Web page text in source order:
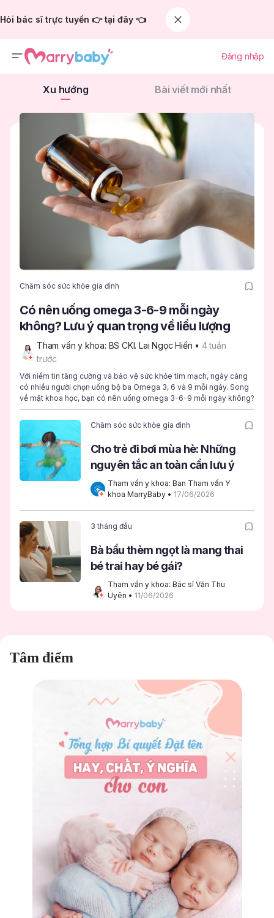
Hỏi bác sĩ trực tuyến 👉 tại đây 👈
Đăng nhập
Xu hướng Bài viết mới nhất
Chăm sóc sức khỏe gia đình
Có nên uống omega 3-6-9 mỗi ngày
không? Lưu ý quan trọng về liều lượng
Tham vấn y khoa: BS CKI. Lai Ngọc Hiền • 4 tuần
trước
Với niềm tin tăng cường và bảo vệ sức khỏe tim mạch, ngày càng
có nhiều người chọn uống bộ ba Omega 3, 6 và 9 mỗi ngày. Song
về mặt khoa học, bạn có nên uống omega 3-6-9 mỗi ngày không?
Chăm sóc sức khỏe gia đình
Cho trẻ đi bơi mùa hè: Những
nguyên tắc an toàn cần lưu ý
Tham vấn y khoa: Ban Tham vấn Y
khoa MarryBaby • 17/06/2026
3 tháng đầu
Bà bầu thèm ngọt là mang thai
bé trai hay bé gái?
Tham vấn y khoa: Bác sĩ Văn Thu
Uyên • 11/06/2026
Tâm điểm